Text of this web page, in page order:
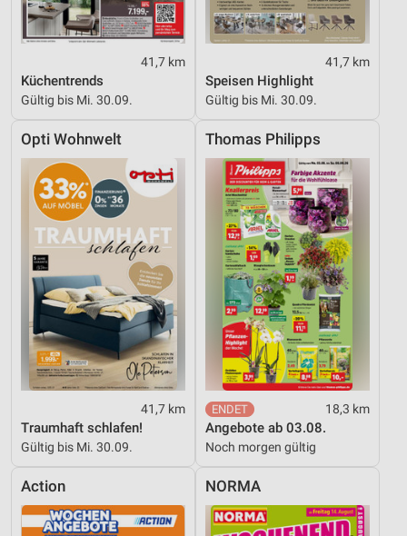
41,7 km
Küchentrends
Gültig bis Mi. 30.09.
41,7 km
Speisen Highlight
Gültig bis Mi. 30.09.
Opti Wohnwelt
41,7 km
Traumhaft schlafen!
Gültig bis Mi. 30.09.
Thomas Philipps
18,3 km
Angebote ab 03.08.
Noch morgen gültig
Action NORMA